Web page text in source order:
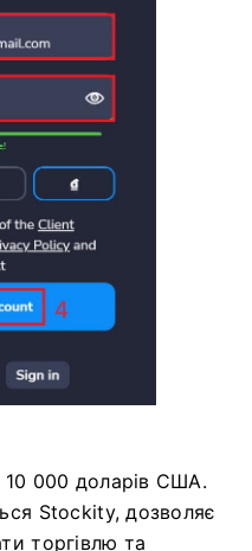
000 доларів США.
Stockity, дозволяє
торгівлю та